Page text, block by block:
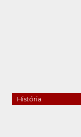
História